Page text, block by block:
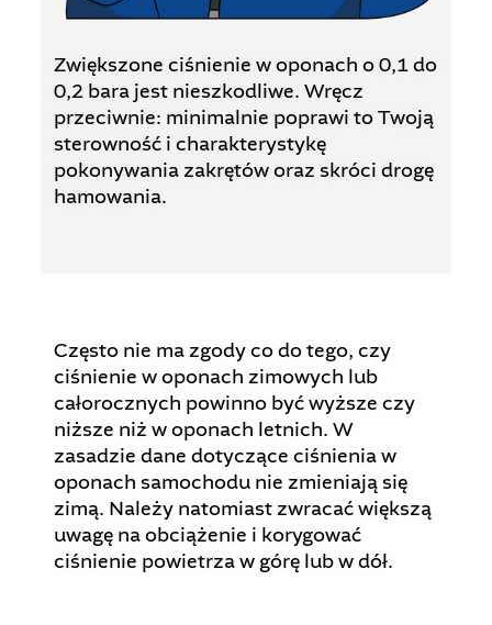
Zwiększone ciśnienie w oponach o 0,1 do
0,2 bara jest nieszkodliwe. Wręcz
przeciwnie: minimalnie poprawi to Twoją
sterowność i charakterystykę
pokonywania zakrętów oraz skróci drogę
hamowania.
Często nie ma zgody co do tego, czy
ciśnienie w oponach zimowych lub
całorocznych powinno być wyższe czy
niższe niż w oponach letnich. W
zasadzie dane dotyczące ciśnienia w
oponach samochodu nie zmieniają się
zimą. Należy natomiast zwracać większą
uwagę na obciążenie i korygować
ciśnienie powietrza w górę lub w dół.